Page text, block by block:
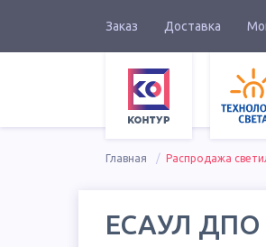
Заказ Доставка
Главная Распродажа
ЕСАУЛ ДПО